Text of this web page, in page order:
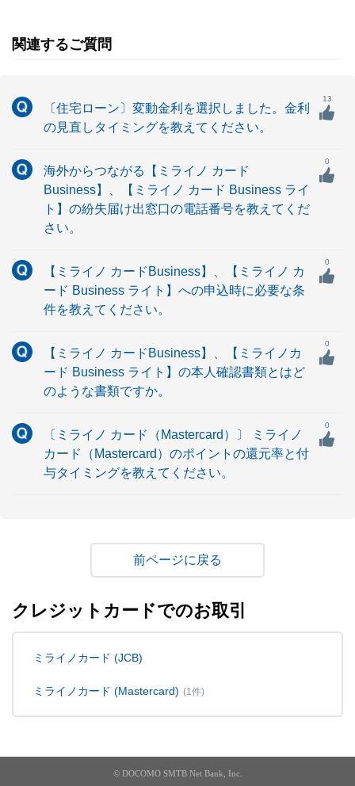
関連するご質問
〔住宅ローン〕変動金利を選択しました。金利
の見直しタイミングを教えてください。
13
海外からつながる【ミライノ カード
Business】、【ミライノ カード Business ライ
ト】の紛失届け出窓口の電話番号を教えてくだ
さい。
0
【ミライノ カードBusiness】、【ミライノ カ
ード Business ライト】への申込時に必要な条
件を教えてください。
0
【ミライノ カードBusiness】、【ミライノカ
ード Business ライト】の本人確認書類とはど
のような書類ですか。
0
〔ミライノ カード（Mastercard）〕 ミライノ
カード（Mastercard）のポイントの還元率と付
与タイミングを教えてください。
0
戻る
クレジットカードでのお取引
ミライノカード (JCB)
ミライノカード (Mastercard) (1件)
© DOCOMO SMTB Net Bank, Inc.